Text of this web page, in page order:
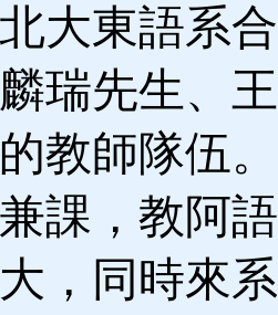
大東語系
瑞先生、
教師隊伍
課，教阿
，同時來